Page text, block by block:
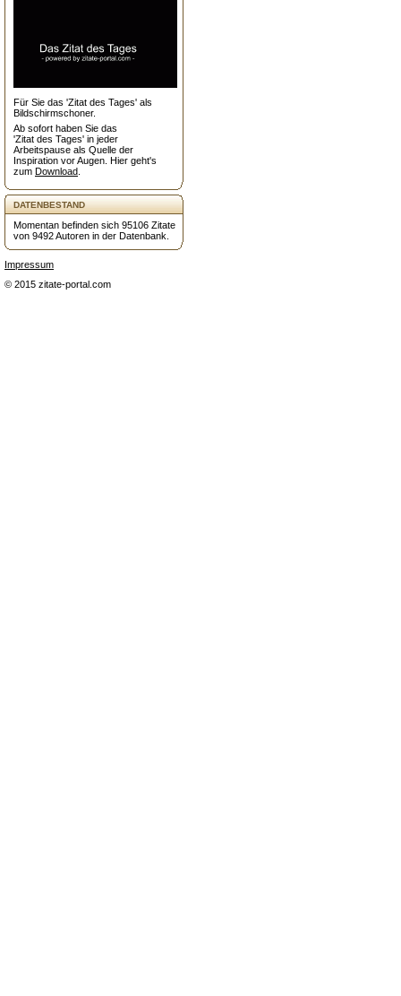
Für Sie das 'Zitat des Tages' als
Bildschirmschoner.
Ab sofort haben Sie das
'Zitat des Tages' in jeder
Arbeitspause als Quelle der
Inspiration vor Augen. Hier geht's
zum Download
DATENBESTAND
Momentan befinden sich 95106 Zitate
von 9492 Autoren in der Datenbank.
Impressum
© 2015 zitate-portal.com